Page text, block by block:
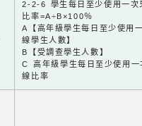
2-2-6 學生每日至少使用一次
比率=A÷B×100％
A【高年級學生每日至少使用
線學生人數】
B【受調查學生人數】
C 高年級學生每日至少使用一
線比率